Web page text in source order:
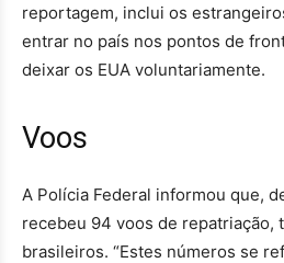
reportagem, inclui os
entrar no país nos pontos de
deixar os EUA voluntariamente.
Voos
A Polícia Federal informou que,
recebeu 94 voos de repatriação,
brasileiros. “Estes números se